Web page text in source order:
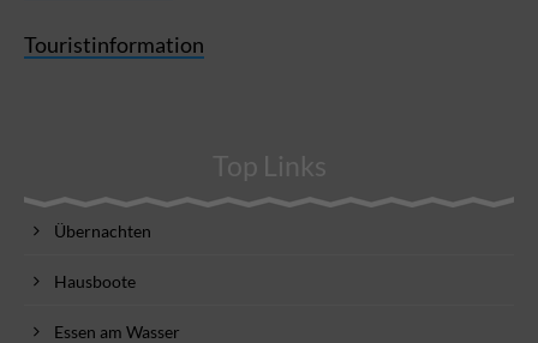
Touristinformation
Top Links
Übernachten
Hausboote
Essen am Wasser